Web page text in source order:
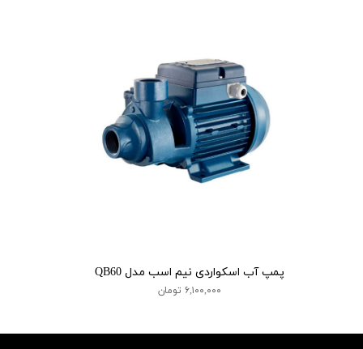
پمپ آب اسکواردی نیم اسب مدل QB60
۶,۱۰۰,۰۰۰ تومان